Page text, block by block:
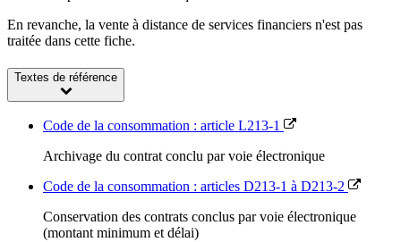
En revanche, la vente à distance de services financiers n'est pas
traitée dans cette fiche.
Textes de référence
Code de la consommation : article L213-1
Archivage du contrat conclu par voie électronique
Code de la consommation : articles D213-1 à D213-2
Conservation des contrats conclus par voie électronique
(montant minimum et délai)